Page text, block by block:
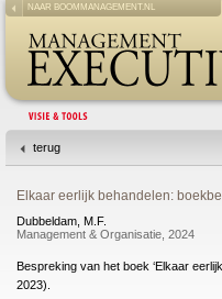
NAAR BOOMMANAGEMENT.NL
terug
Elkaar eerlijk behandelen:
Dubbeldam, M.F.
Management & Organisatie, 2024
Bespreking van het boek ‘Elkaar
2023).